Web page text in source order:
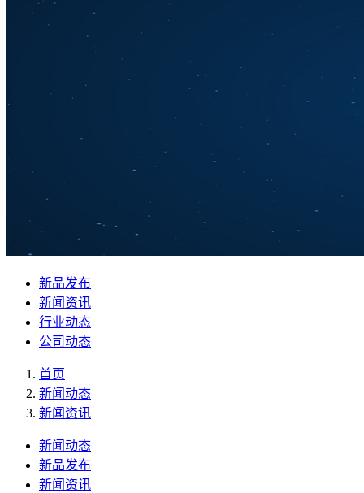
新品发布
新闻资讯
行业动态
公司动态
首页
新闻动态
新闻资讯
新闻动态
新品发布
新闻资讯